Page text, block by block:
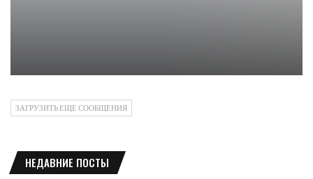
ЗАГРУЗИТЬ ЕЩЕ СООБЩЕНИЯ
НЕДАВНИЕ ПОСТЫ